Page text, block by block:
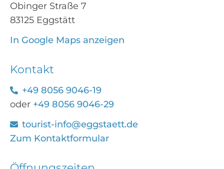
Obinger Straße 7
83125 Eggstätt
In Google Maps anzeigen
Kontakt
+49 8056 9046-19
oder +49 8056 9046-29
tourist-info@eggstaett.de
Zum Kontaktformular